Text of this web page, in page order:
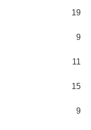
19
9
11
15
9